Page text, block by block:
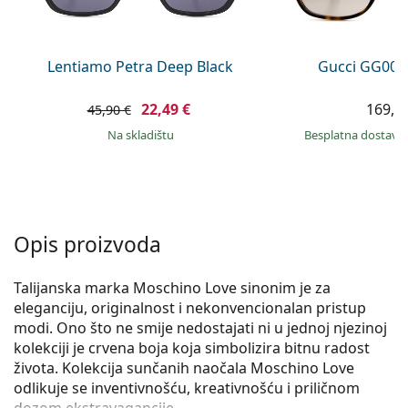
Persol
Lentiamo Petra Deep Black
45,90 € 22,49 €
na skladištu
Gucci
Besplatna dostava
Opis proizvoda
Talijanska marka Moschino Love sinonim je za
eleganciju, originalnost i nekonvencionalan pristup
modi. Ono što ne smije nedostajati ni u jednoj njezinoj
kolekciji je crvena boja koja simbolizira bitnu radost
života. Kolekcija sunčanih naočala Moschino Love
odlikuje se inventivnošću, kreativnošću i priličnom